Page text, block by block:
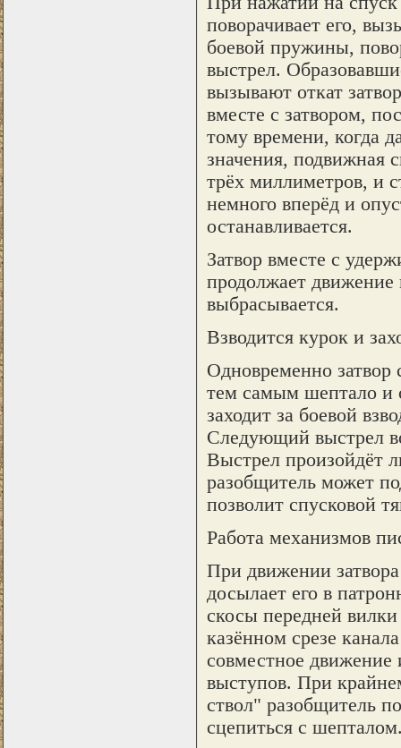
поворачивает его,
боевой пружины,
выстрел.
вызывают откат
вместе с затвором,
тому времени, когда
значения, подвижная
трёх миллиметров, и
немного вперёд и
останавливается.
Затвор вместе с
продолжает движение
выбрасывается.
Взводится курок и
Одновременно затвор
тем самым шептало и
заходит за боевой
Следующий выстрел
Выстрел произойдёт
разобщитель может
позволит спусковой
Работа механизмов
При движении
досылает его в
скосы передней
казённом срезе
совместное движение
выступов. При
ствол" разобщитель
сцепиться с